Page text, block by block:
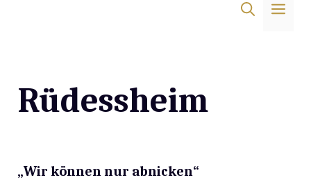
Rüdessheim
„Wir können nur abnicken“